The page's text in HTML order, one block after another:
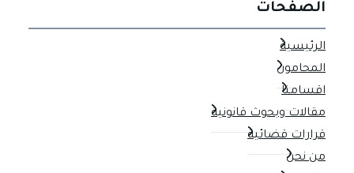
الصفحات
الرئيسية
المحامون
اقسامنا
مقالات وبحوث قانونية
قرارات قضائية
من نحن